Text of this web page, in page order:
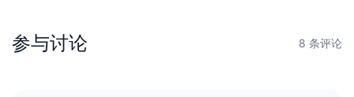
参与讨论 8 条评论